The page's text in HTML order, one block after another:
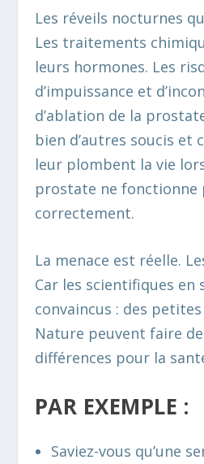
Les réveils nocturnes
Les traitements
leurs hormones. Les
d’impuissance et
d’ablation de la
bien d’autres soucis et
leur plombent la vie
prostate ne fonctionne
correctement.
La menace est réelle.
Car les scientifiques en
convaincus : des
Nature peuvent faire
différences pour la
PAR EXEMPLE :
Saviez-vous qu’une